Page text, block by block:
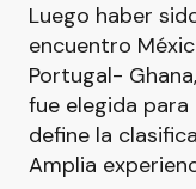
Luego haber
encuentro
Portugal-
fue elegida
define la
Amplia